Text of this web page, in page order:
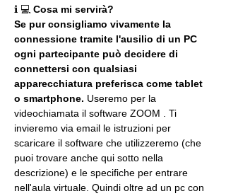
ℹ 💻 Cosa mi servirà?
Se pur consigliamo vivamente la
connessione tramite l'ausilio di un PC
ogni partecipante può decidere di
connettersi con qualsiasi
apparecchiatura preferisca come tablet
o smartphone. Useremo per la
videochiamata il software ZOOM . Ti
invieremo via email le istruzioni per
scaricare il software che utilizzeremo (che
puoi trovare anche qui sotto nella
descrizione) e le specifiche per entrare
nell'aula virtuale. Quindi oltre ad un pc con